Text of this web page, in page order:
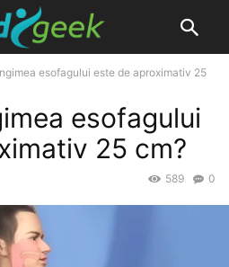
esofagului este de aproximativ 25
esofagului
25 cm?
0
589